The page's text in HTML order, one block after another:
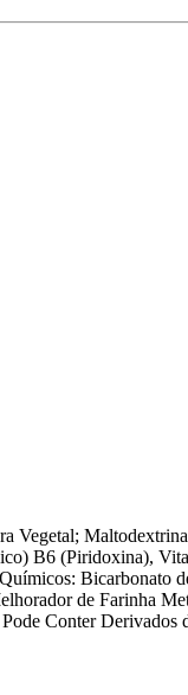
Vegetal;
B6 (Piridoxina),
Bicarbonato
de Farinha
Conter Derivados